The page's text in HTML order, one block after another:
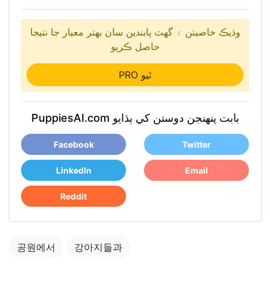
وڌيڪ خاصيتن ۽ گهٽ پابندين سان بهتر معيار جا نتيجا
حاصل ڪريو
PRO ٿيو
PuppiesAI.com بابت پنھنجن دوستن کي ٻڌايو
Facebook Twitter
LinkedIn Email
Reddit
공원에서 강아지들과